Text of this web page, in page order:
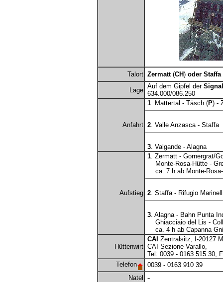
Talort Zermatt (CH) oder Staffa
Lage
Auf dem Gipfel der
634.000/086.250
Anfahrt
1. Mattertal - Täsch (P) -
2. Valle Anzasca - Staffa
3. Valgande - Alagna
Aufstieg
1. Zermatt - Gornergrat/
Monte-Rosa-Hütte -
ca. 7 h ab Monte-
2. Staffa - Rifugio
3. Alagna - Bahn Punta
Ghiacciaio del Lis -
ca. 4 h ab Capanna
Hüttenwirt
CAI Zentralsitz, I-20127
CAI Sezione Varallo,
Tel: 0039 - 0163 515 30,
Telefon
0039 - 0163 910 39
Natel
-